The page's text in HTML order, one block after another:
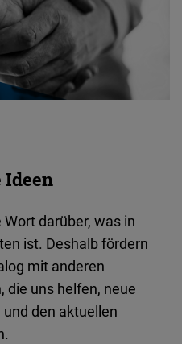
Ideen
darüber, was in
ist. Deshalb fördern
mit anderen
die uns helfen, neue
den aktuellen